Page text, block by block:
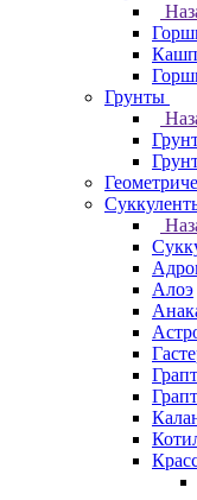
Грунты
Алоэ